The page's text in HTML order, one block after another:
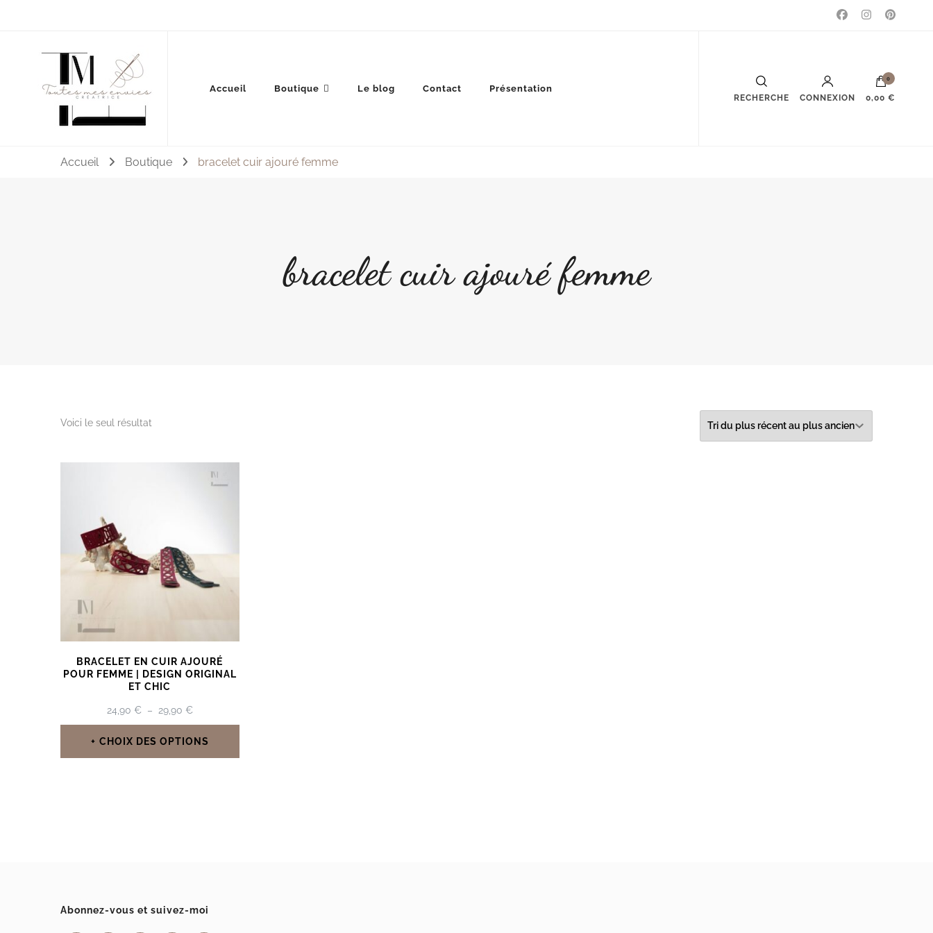
Toutes mes envies
Couture, accessoires, mode, bijoux … Accueil Boutique Le blog Contact Présentation
RECHERCHE CONNEXION
0
0,00 €
Accueil Boutique bracelet cuir ajouré femme
bracelet cuir ajouré femme
Voici le seul résultat
BRACELET EN CUIR AJOURÉ
POUR FEMME | DESIGN ORIGINAL
ET CHIC
24,90 € – 29,90 €PLAGE
DE
PRIX :
CHOIX DES OPTIONS
options
peuvent
Abonnez-vous et suivez-moi